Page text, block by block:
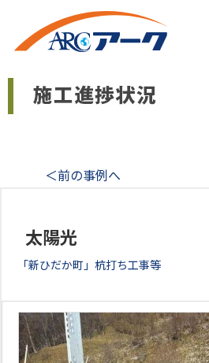
＜前の事例へ
太陽光
「新ひだか町」杭打ち工事等